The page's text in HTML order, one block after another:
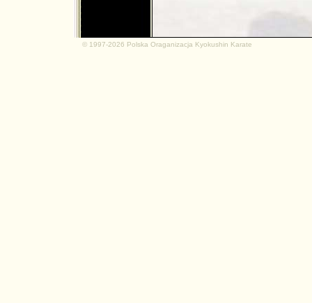
© 1997-2026 Polska Oraganizacja Kyokushin Karate